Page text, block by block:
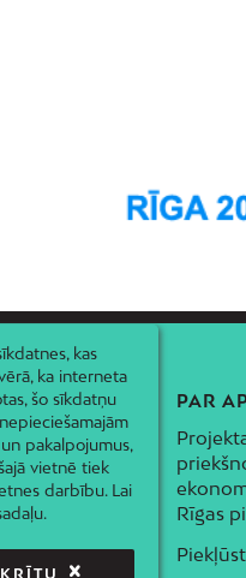
PAR
Rīgas
kas
ka interneta
šo sīkdatņu
pakalpojumus,
vietnē tiek
darbību. Lai